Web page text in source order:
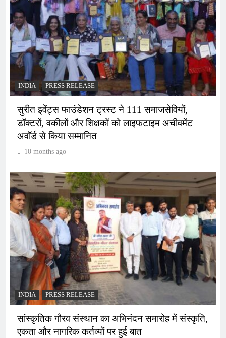
INDIA PRESS RELEASE
सुरीत इवेंट्स फाउंडेशन ट्रस्ट ने 111 समाजसेवियों,
डॉक्टरों, वकीलों और शिक्षकों को लाइफटाइम अचीवमेंट
अवॉर्ड से किया सम्मानित
10 months ago
INDIA PRESS RELEASE
सांस्कृतिक गौरव संस्थान का अभिनंदन समारोह में संस्कृति,
एकता और नागरिक कर्तव्यों पर हुई बात